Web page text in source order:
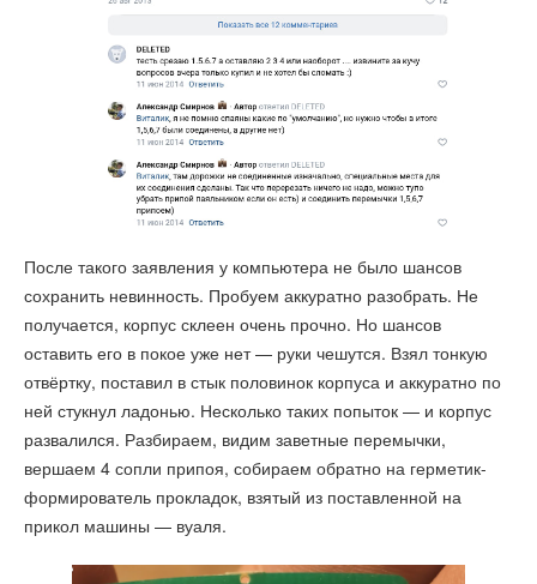
После такого заявления у компьютера не было шансов
сохранить невинность. Пробуем аккуратно разобрать. Не
получается, корпус склеен очень прочно. Но шансов
оставить его в покое уже нет — руки чешутся. Взял тонкую
отвёртку, поставил в стык половинок корпуса и аккуратно по
ней стукнул ладонью. Несколько таких попыток — и корпус
развалился. Разбираем, видим заветные перемычки,
вершаем 4 сопли припоя, собираем обратно на герметик-
формирователь прокладок, взятый из поставленной на
прикол машины — вуаля.